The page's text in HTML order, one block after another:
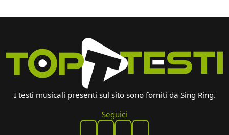
I testi musicali presenti sul sito sono forniti da Sing Ring.
Seguici